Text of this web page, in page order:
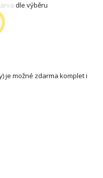
dle výběru
je možné zdarma komplet i